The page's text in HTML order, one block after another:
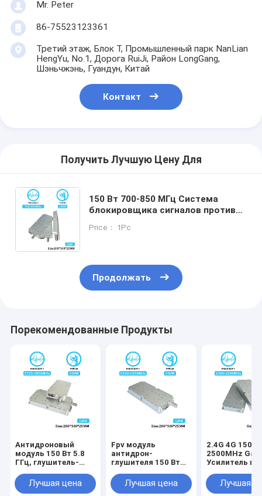
Mr. Peter
86-75523123361
Третий этаж, Блок T, Промышленный парк NanLian
HengYu, No.1, Дорога RuiJi, Район LongGang,
Шэньчжэнь, Гуандун, Китай
Контакт
Получить Лучшую Цену Для
150 Вт 700-850 МГц Система
блокировщика сигналов против
аппаратов Модуль блокировщика
изоляции
Price： 1Pc
Продолжать
Порекомендованные Продукты
Антидроновый
модуль 150 Вт 5.8
ГГц, глушитель-
блокирующий
модуль подавления
Лучшая цена
Fpv модуль
антидрон-
глушителя 150 Вт
подавления
сигнала дронов с
Лучшая цена
2.4G 4G
2500MHz GaN
Усилитель
беспилотных
летательных
Лучшая